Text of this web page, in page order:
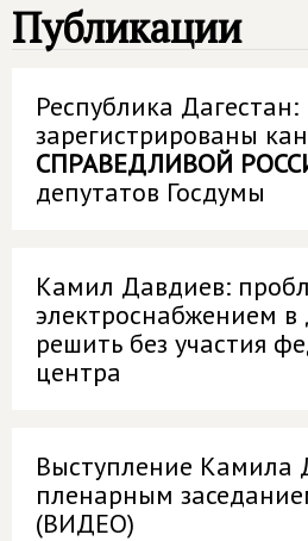
Публикации
Республика Дагестан:
зарегистрированы
СПРАВЕДЛИВОЙ
депутатов Госдумы
Камил Давдиев:
электроснабжением в
решить без участия
центра
Выступление Камила
пленарным
(ВИДЕО)